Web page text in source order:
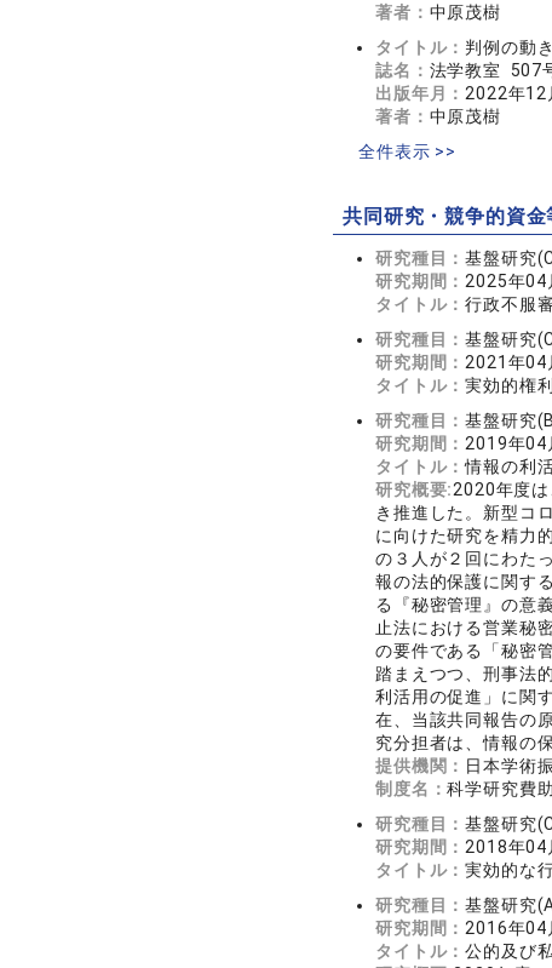
著者： 中原茂樹
タイトル： 判例の動
誌名： 法学教室 507
出版年月： 2022年12
著者： 中原茂樹
全件表示 >>
共同研究・競争的資金
研究種目：基盤研究
研究期間： 2025年04
タイトル：行政不服
研究種目：基盤研究
研究期間： 2021年04
タイトル：実効的権
研究種目：基盤研究
研究期間： 2019年04
タイトル：情報の利
研究概要:2020年度
き推進した。新型コ
に向けた研究を精力
の３人が２回にわた
報の法的保護に関す
る『秘密管理』の意
止法における営業秘
の要件である「秘密
踏まえつつ、刑事法
利活用の促進」に関
在、当該共同報告の
究分担者は、情報の
提供機関： 日本学術
制度名：科学研究費
研究種目：基盤研究
研究期間： 2018年04
タイトル：実効的な
研究種目：基盤研究
研究期間： 2016年04
タイトル：公的及び